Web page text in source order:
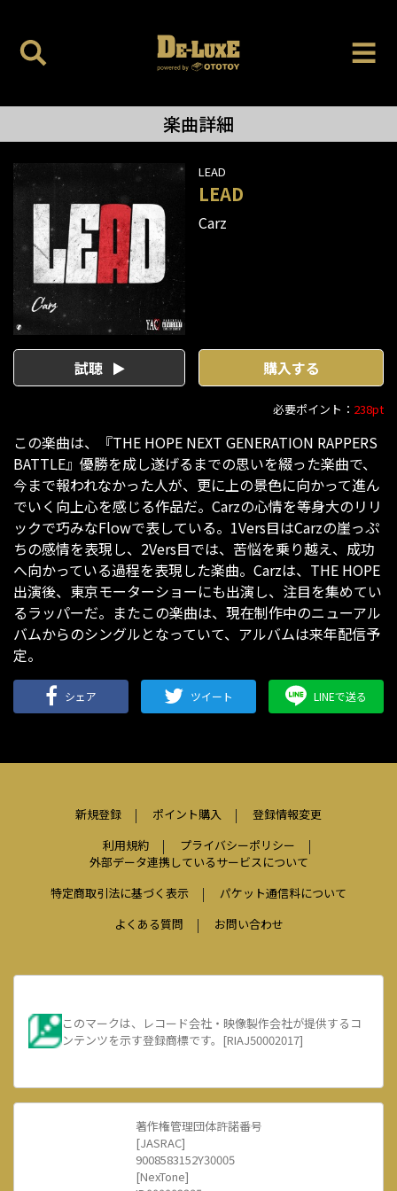
楽曲詳細
LEAD
LEAD
Carz
試聴 購入する
必要ポイント： 238pt
この楽曲は、『THE HOPE NEXT GENERATION RAPPERS
BATTLE』優勝を成し遂げるまでの思いを綴った楽曲で、
今まで報われなかった人が、更に上の景色に向かって進ん
でいく向上心を感じる作品だ。Carzの心情を等身大のリリ
ックで巧みなFlowで表している。1Vers目はCarzの崖っぷ
ちの感情を表現し、2Vers目では、苦悩を乗り越え、成功
へ向かっている過程を表現した楽曲。Carzは、THE HOPE
出演後、東京モーターショーにも出演し、注目を集めてい
るラッパーだ。またこの楽曲は、現在制作中のニューアル
バムからのシングルとなっていて、アルバムは来年配信予
定。
シェア ツイート LINEで送る
新規登録 ポイント購入
登録情報変更
利用規約
プライバシーポリシー
外部データ連携しているサービスについて
特定商取引法に基づく表示
パケット通信料について
よくある質問
お問い合わせ
このマークは、レコード会社・映像製作会社が提供するコ
ンテンツを示す登録商標です。[RIAJ50002017]
著作権管理団体許諾番号
[JASRAC]
9008583152Y30005
[NexTone]